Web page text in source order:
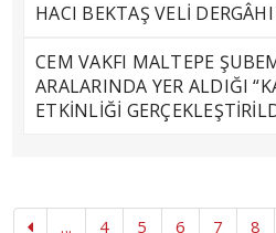
HACI BEKTAŞ VELİ
CEM VAKFI MALTEPE
ARALARINDA YER ALDIĞI
ETKİNLİĞİ
... 4 5 6 7 8